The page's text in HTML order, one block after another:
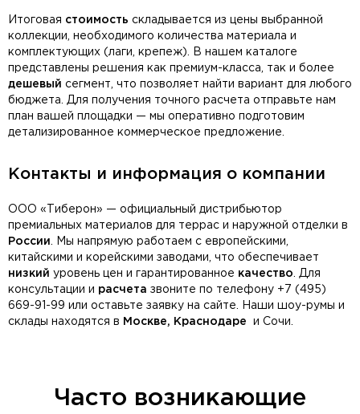
Итоговая стоимость складывается из цены выбранной
коллекции, необходимого количества материала и
комплектующих (лаги, крепеж). В нашем каталоге
представлены решения как премиум-класса, так и более
дешевый сегмент, что позволяет найти вариант для любого
бюджета. Для получения точного расчета отправьте нам
план вашей площадки — мы оперативно подготовим
детализированное коммерческое предложение.
Контакты и информация о компании
ООО «Тиберон» — официальный дистрибьютор
премиальных материалов для террас и наружной отделки в
России . Мы напрямую работаем с европейскими,
китайскими и корейскими заводами, что обеспечивает
низкий уровень цен и гарантированное качество . Для
консультации и расчета звоните по телефону +7 (495)
669-91-99 или оставьте заявку на сайте. Наши шоу-румы и
склады находятся в Москве, Краснодаре и Сочи.
Часто возникающие